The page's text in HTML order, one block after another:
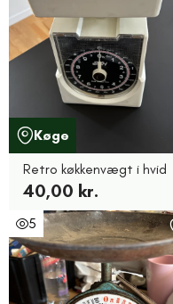
Køge
Retro køkkenvægt i hvid
40,00 kr.
5